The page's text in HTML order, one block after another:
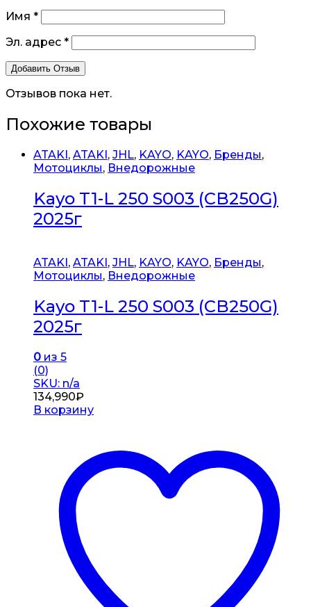
Имя *
Эл. адрес *
Отзывов пока нет.
Похожие товары
ATAKI, ATAKI, JHL, KAYO, KAYO, Бренды,
Мотоциклы, Внедорожные
Kayo T1-L 250 S003 (CB250G)
2025г
ATAKI, ATAKI, JHL, KAYO, KAYO, Бренды,
Мотоциклы, Внедорожные
Kayo T1-L 250 S003 (CB250G)
2025г
0 из 5
(0)
SKU: n/a
134,990₽
В корзину